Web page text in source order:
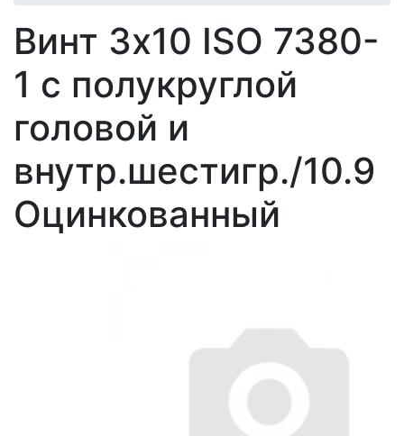
Винт 3х10 ISO 7380-
1 с полукруглой
головой и
внутр.шестигр./10.9
Оцинкованный